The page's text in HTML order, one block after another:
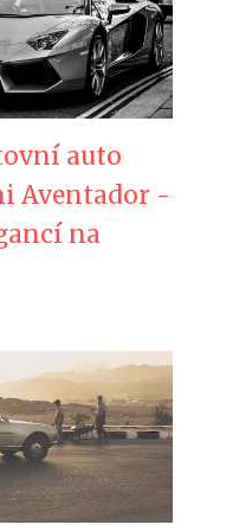
auto
Aventador -
na